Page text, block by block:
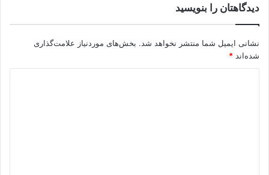
دیدگاهتان را بنویسید
نشانی ایمیل شما منتشر نخواهد شد. بخش‌های موردنیاز علامت‌گذاری
شده‌اند *